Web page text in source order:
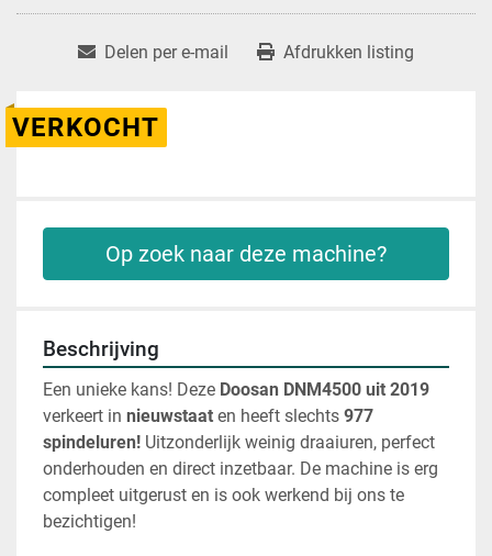
Delen per e-mail Afdrukken listing
VERKOCHT
Op zoek naar deze machine?
Beschrijving
Een unieke kans! Deze Doosan DNM4500 uit 2019
verkeert in nieuwstaat en heeft slechts 977
spindeluren! Uitzonderlijk weinig draaiuren, perfect
onderhouden en direct inzetbaar. De machine is erg
compleet uitgerust en is ook werkend bij ons te
bezichtigen!